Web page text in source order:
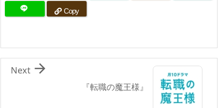
Copy
『転職の魔王様』

Next